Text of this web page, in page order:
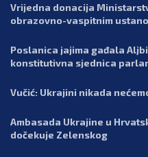
Vrijedna donacija
obrazovno-vaspitnim
Poslanica jajima gađala
konstitutivna sjednica
Vučić: Ukrajini nikada
Ambasada Ukrajine u
dočekuje Zelenskog